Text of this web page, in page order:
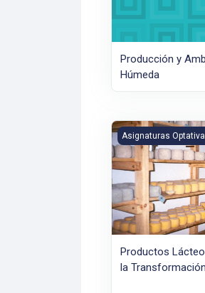
Producción y
Húmeda
Productos
Asignaturas
Productos
la